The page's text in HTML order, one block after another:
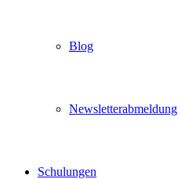
Blog
Newsletterabmeldung
Schulungen